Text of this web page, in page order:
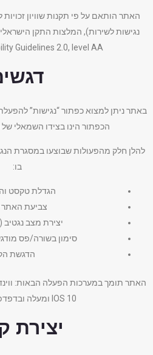
האתר הותאם על פי תקנות שוויון
Guidelines 2.0, level AA.
באתר ניתן למצוא כפתור “נגישות”
הכפתור הינו בצידו השמאלי
להלן חלק מהפעולות שבוצעו במסגרת
בו:
הגדלת טקסט
צביעת האתר
יצירת מצב
סימון בשורה/פס
הדגשת
IOS 10 ומעלה ובדפדפנים נפוצים.
יצירת